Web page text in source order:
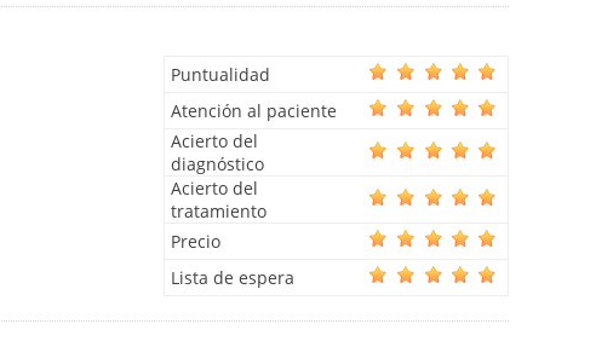
Puntualidad
Atención al paciente
Acierto del
diagnóstico
Acierto del
tratamiento
Precio
Lista de espera